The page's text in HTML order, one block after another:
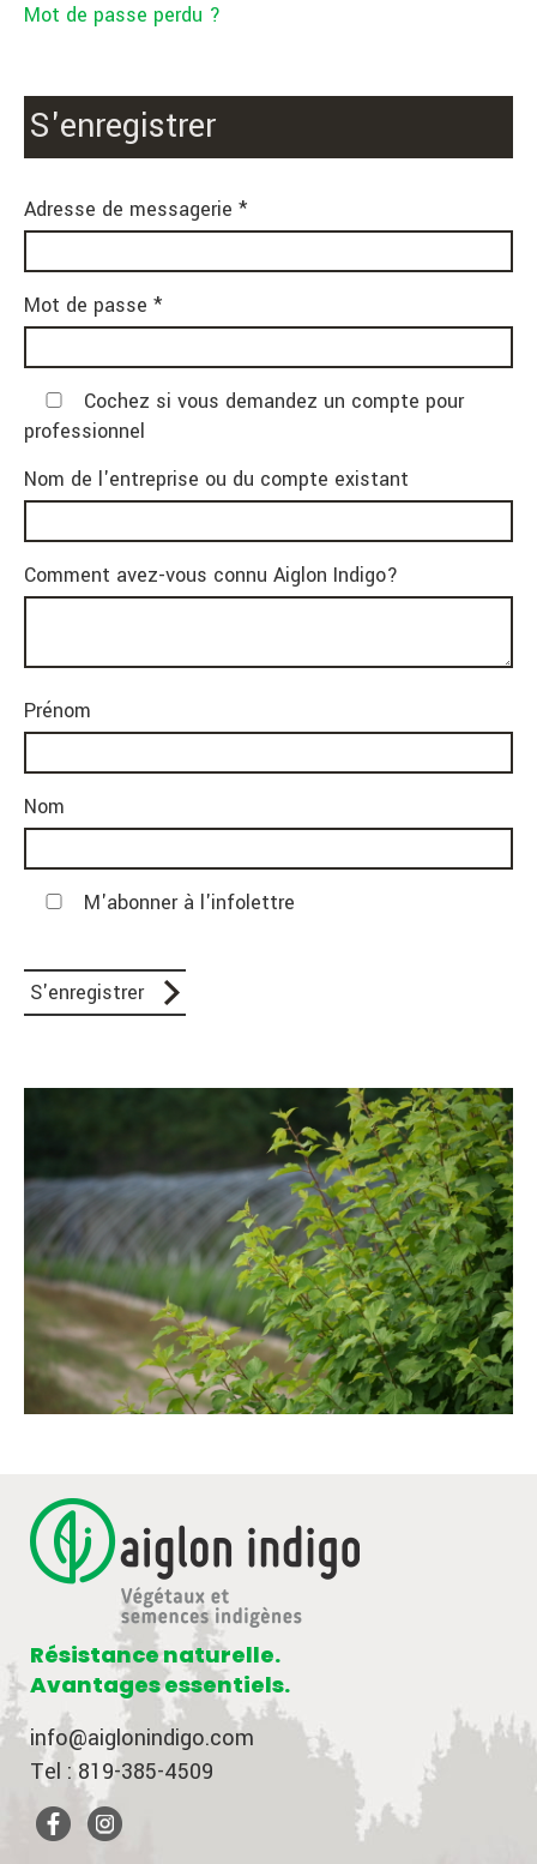
Mot de passe perdu ?
S'enregistrer
Adresse de messagerie *
Mot de passe *
Cochez si vous demandez un compte pour
professionnel
Nom de l'entreprise ou du compte existant
Comment avez-vous connu Aiglon Indigo?
Prénom
Nom
M'abonner à l'infolettre
Résistance naturelle.
Avantages essentiels.
info@aiglonindigo.com
Tel : 819-385-4509